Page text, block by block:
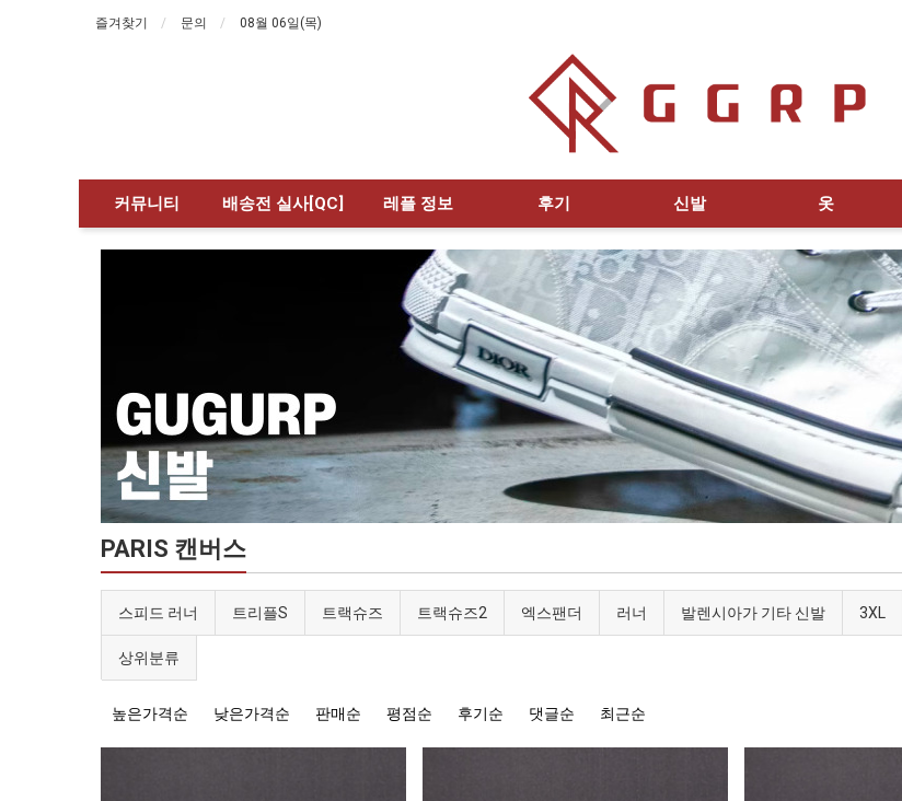
즐겨찾기 문의 08월 06일(목)
커뮤니티 배송전 실사[QC] 레플 정보 후기 신발 옷
PARIS 캔버스
스피드 러너 트리플S 트랙슈즈 트랙슈즈2 엑스팬더 러너 발렌시아가 기타 신발 3XL
상위분류
높은가격순 낮은가격순 판매순 평점순 후기순 댓글순 최근순